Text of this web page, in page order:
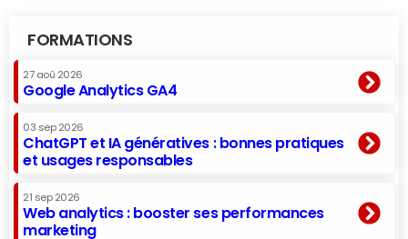
FORMATIONS
27 aoû 2026
Google Analytics GA4
03 sep 2026
ChatGPT et IA génératives : bonnes pratiques
et usages responsables
21 sep 2026
Web analytics : booster ses performances
marketing